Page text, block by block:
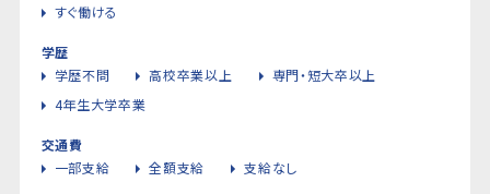
すぐ働ける
学歴
学歴不問
高校卒業以上
専門・短大卒以上
4年生大学卒業
交通費
一部支給
全額支給 支給なし